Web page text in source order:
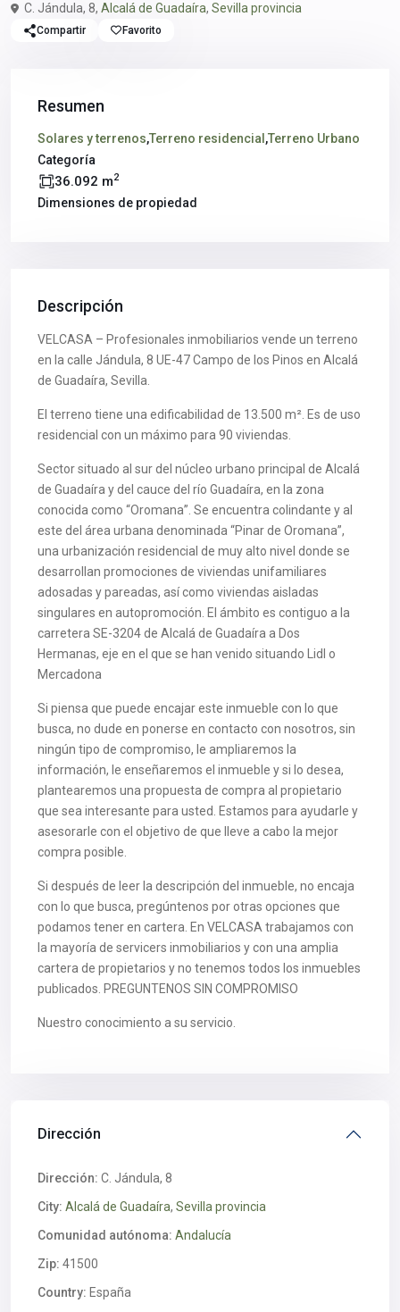
C. Jándula, 8, Alcalá de Guadaíra, Sevilla provincia
Compartir Favorito
Resumen
Solares y terrenos,Terreno residencial ,Terreno Urbano
Categoría
36.092 m2
Dimensiones de propiedad
Descripción
VELCASA – Profesionales inmobiliarios vende un terreno
en la calle Jándula, 8 UE-47 Campo de los Pinos en Alcalá
de Guadaíra, Sevilla.
El terreno tiene una edificabilidad de 13.500 m². Es de uso
residencial con un máximo para 90 viviendas.
Sector situado al sur del núcleo urbano principal de Alcalá
de Guadaíra y del cauce del río Guadaíra, en la zona
conocida como “Oromana”. Se encuentra colindante y al
este del área urbana denominada “Pinar de Oromana”,
una urbanización residencial de muy alto nivel donde se
desarrollan promociones de viviendas unifamiliares
adosadas y pareadas, así como viviendas aisladas
singulares en autopromoción. El ámbito es contiguo a la
carretera SE-3204 de Alcalá de Guadaíra a Dos
Hermanas, eje en el que se han venido situando Lidl o
Mercadona
Si piensa que puede encajar este inmueble con lo que
busca, no dude en ponerse en contacto con nosotros, sin
ningún tipo de compromiso, le ampliaremos la
información, le enseñaremos el inmueble y si lo desea,
plantearemos una propuesta de compra al propietario
que sea interesante para usted. Estamos para ayudarle y
asesorarle con el objetivo de que lleve a cabo la mejor
compra posible.
Si después de leer la descripción del inmueble, no encaja
con lo que busca, pregúntenos por otras opciones que
podamos tener en cartera. En VELCASA trabajamos con
la mayoría de servicers inmobiliarios y con una amplia
cartera de propietarios y no tenemos todos los inmuebles
publicados. PREGUNTENOS SIN COMPROMISO
Nuestro conocimiento a su servicio.
Dirección
Dirección: C. Jándula, 8
City: Alcalá de Guadaíra, Sevilla provincia
Comunidad autónoma: Andalucía
Zip: 41500
Country: España